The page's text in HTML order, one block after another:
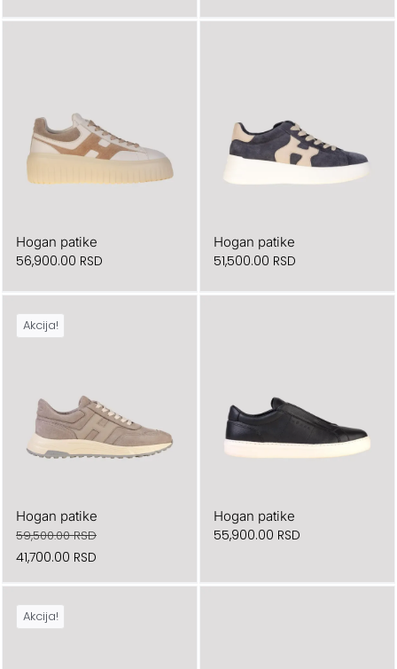
Hogan patike
56,900.00 RSD
Hogan patike
51,500.00 RSD
Akcija!
Hogan patike
59,500.00RSD
Originalna
bila:
41,700.00 RSD
Hogan patike
55,900.00 RSD
Akcija!